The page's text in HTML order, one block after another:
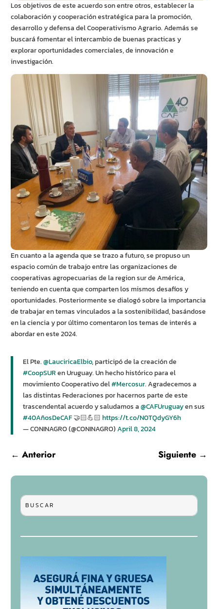
Los objetivos de este acuerdo son entre otros, establecer la
colaboración y cooperación estratégica para la promoción,
desarrollo y defensa del Cooperativismo Agrario. Además se
buscará fomentar el intercambio de buenas practicas y
explorar oportunidades comerciales, de innovación e
investigación.
En cuanto a la agenda que se trazo a futuro, se propuso un
espacio común de trabajo entre las organizaciones de
cooperativas agropecuarias de la region sur de América,
teniendo en cuenta que comparten los mismos desafíos y
oportunidades. Posteriormente se dialogó sobre la importancia
de trabajar en temas vinculados a la sostenibilidad, basándose
en la ciencia y por último comentaron los temas de interés a
abordar en este 2024.
El Pte.@LauciricaElbio, participó de la creación de
#CoopSURen Uruguay. Un hecho histórico para el
movimiento Cooperativo del#Mercosur. Agradecemos a
las distintas Federaciones por hacernos parte de este
trascendental acuerdo y saludamos a@CAFUruguayen sus
#40AñosDeCAF🤝🏻💪🏻https://t.co/N0TQdyGY6h
— CONINAGRO (@CONINAGRO)April 8, 2024
←Anterior Siguiente→